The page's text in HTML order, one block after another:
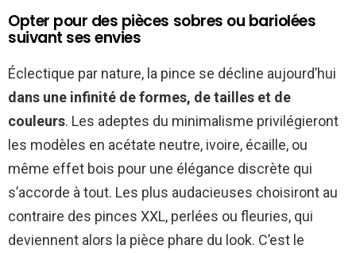
Opter pour des pièces sobres ou bariolées
suivant ses envies
Éclectique par nature, la pince se décline aujourd’hui
dans une infinité de formes, de tailles et de
couleurs. Les adeptes du minimalisme privilégieront
les modèles en acétate neutre, ivoire, écaille, ou
même effet bois pour une élégance discrète qui
s’accorde à tout. Les plus audacieuses choisiront au
contraire des pinces XXL, perlées ou fleuries, qui
deviennent alors la pièce phare du look. C’est le